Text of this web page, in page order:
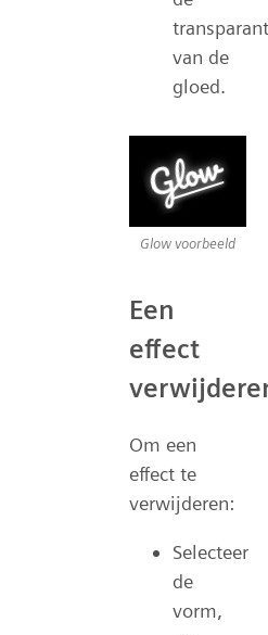
van de
gloed.
Glow voorbeeld
Een
effect
Om een
effect te
verwijderen:
Selecteer
de
vorm,